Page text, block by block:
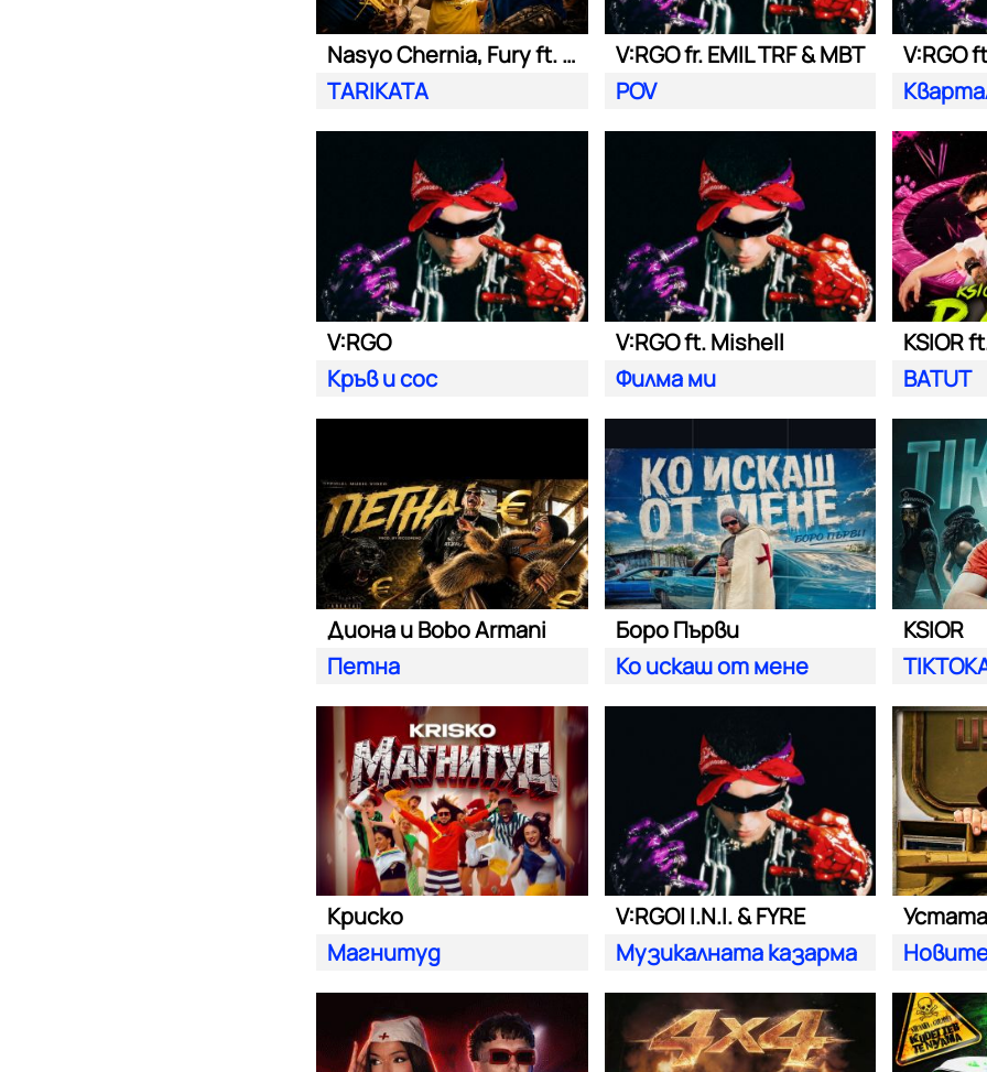
Nasyo Chernia, Fury ft. Bobo Armani
TARIKATA
V:RGO fr. EMIL TRF & MBT
POV
V:RGO
V:RGO
Кръв и сос
V:RGO ft. Mishell
Филма ми
KSIOR
BATUT
Диона и Bobo Armani
Петна
Боро Първи
Ко искаш от мене
KSIOR
Криско
Магнитуд
V:RGO| I.N.I. & FYRE
Музикалната казарма